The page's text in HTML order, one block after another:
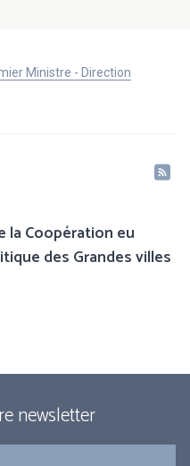
Ministre - Direction
la Coopération eu
des Grandes villes
newsletter